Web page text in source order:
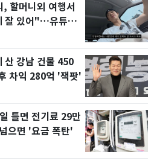
할머니외 여행서
잘 있어"…유튜브
산 강남 건물 450
차익 280억 '잭팟'
틀면 전기료 29만
으면 '요금 폭탄'